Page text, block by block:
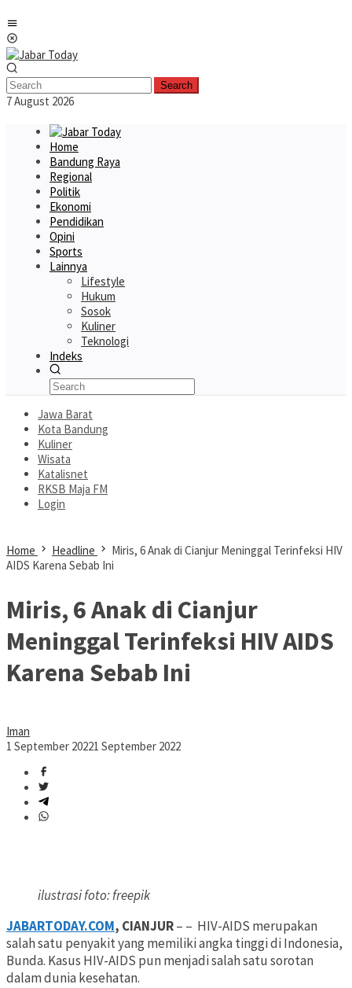
to
content
Search
7 August 2026
Home
Bandung Raya
Regional
Politik
Ekonomi
Pendidikan
Opini
Sports
Lainnya
Lifestyle
Hukum
Sosok
Kuliner
Teknologi
Indeks
Jawa Barat
Kota Bandung
Kuliner
Wisata
Katalisnet
RKSB Maja FM
Login
Home Headline
Miris, 6 Anak di Cianjur Meninggal Terinfeksi HIV
AIDS Karena Sebab Ini
Miris, 6 Anak di Cianjur
Meninggal Terinfeksi HIV AIDS
Karena Sebab Ini
Iman
1 September 20221 September 2022
ilustrasi foto: freepik
JABARTODAY.COM, CIANJUR– – HIV-AIDS merupakan
salah satu penyakit yang memiliki angka tinggi di Indonesia,
Bunda. Kasus HIV-AIDS pun menjadi salah satu sorotan
dalam dunia kesehatan.